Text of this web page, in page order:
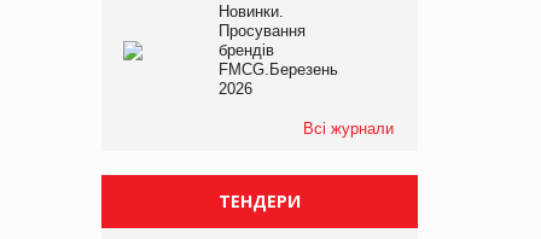
Новинки.
Просування
брендів
FMCG.Березень
2026
Всі журнали
ТЕНДЕРИ